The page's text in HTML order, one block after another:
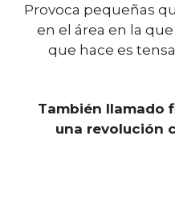
Provoca pequeñas
en el área en la
que hace es
También llamado
una revolución